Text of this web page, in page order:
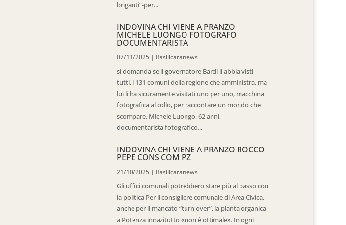
briganti”-per...
INDOVINA CHI VIENE A PRANZO
MICHELE LUONGO FOTOGRAFO
DOCUMENTARISTA
07/11/2025 | Basilicatanews
si domanda se il governatore Bardi li abbia visti
tutti, i 131 comuni della regione che amministra, ma
lui li ha sicuramente visitati uno per uno, macchina
fotografica al collo, per raccontare un mondo che
scompare. Michele Luongo, 62 anni,
documentarista fotografico...
INDOVINA CHI VIENE A PRANZO ROCCO
PEPE CONS COM PZ
21/10/2025 | Basilicatanews
Gli uffici comunali potrebbero stare più al passo con
la politica Per il consigliere comunale di Area Civica,
anche per il mancato “turn over”, la pianta organica
a Potenza innazitutto «non è ottimale». In ogni